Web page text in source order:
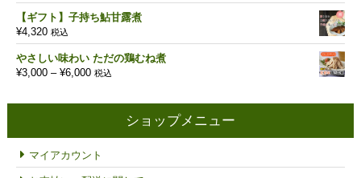
は
¥18,000
で
し
た。
格
は
す。
【ギフト】子持ち鮎甘露煮
¥4,320 税込
やさしい味わい ただの鶏むね煮
¥3,000 – ¥6,000価
帯:
税込
ショップメニュー
マイアカウント